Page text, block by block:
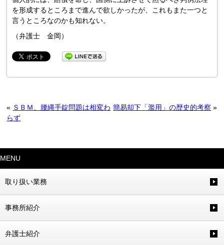
を形成するところまで進んで欲しかったが、これもまた一つと
言うところなのかも知れない。
（弁護士 金岡）
« ＳＢＭ、腰縄手錠問題は相変わ
らず
簡易却下「濫用」の歴史的考察 »
MENU
取り扱い業務
事務所紹介
弁護士紹介